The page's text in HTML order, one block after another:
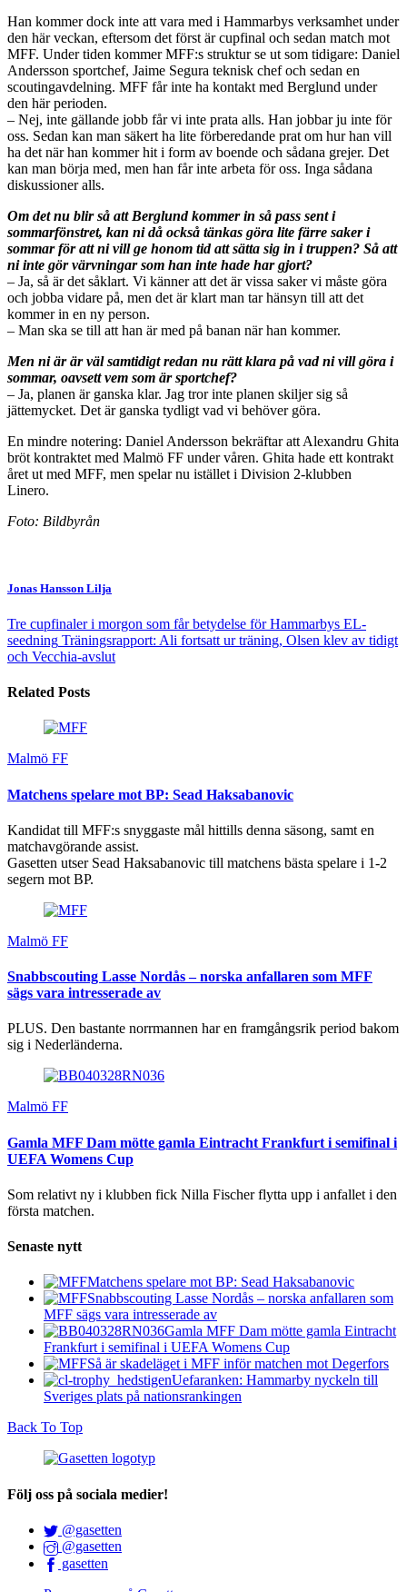
Han kommer dock inte att vara med i Hammarbys verksamhet under
den här veckan, eftersom det först är cupfinal och sedan match mot
MFF. Under tiden kommer MFF:s struktur se ut som tidigare: Daniel
Andersson sportchef, Jaime Segura teknisk chef och sedan en
scoutingavdelning. MFF får inte ha kontakt med Berglund under
den här perioden.
– Nej, inte gällande jobb får vi inte prata alls. Han jobbar ju inte för
oss. Sedan kan man säkert ha lite förberedande prat om hur han vill
ha det när han kommer hit i form av boende och sådana grejer. Det
kan man börja med, men han får inte arbeta för oss. Inga sådana
diskussioner alls.
Om det nu blir så att Berglund kommer in så pass sent i
sommarfönstret, kan ni då också tänkas göra lite färre saker i
sommar för att ni vill ge honom tid att sätta sig in i truppen? Så att
ni inte gör värvningar som han inte hade har gjort?
– Ja, så är det såklart. Vi känner att det är vissa saker vi måste göra
och jobba vidare på, men det är klart man tar hänsyn till att det
kommer in en ny person.
– Man ska se till att han är med på banan när han kommer.
Men ni är är väl samtidigt redan nu rätt klara på vad ni vill göra i
sommar, oavsett vem som är sportchef?
– Ja, planen är ganska klar. Jag tror inte planen skiljer sig så
jättemycket. Det är ganska tydligt vad vi behöver göra.
En mindre notering: Daniel Andersson bekräftar att Alexandru Ghita
bröt kontraktet med Malmö FF under våren. Ghita hade ett kontrakt
året ut med MFF, men spelar nu istället i Division 2-klubben
Linero.
Foto: Bildbyrån
Jonas Hansson Lilja
Tre cupfinaler i morgon som får betydelse för Hammarbys EL-
seedning Träningsrapport: Ali fortsatt ur träning, Olsen klev av tidigt
och Vecchia-avslut
Related Posts
Malmö FF
Matchens spelare mot BP: Sead Haksabanovic
Kandidat till MFF:s snyggaste mål hittills denna säsong, samt en
matchavgörande assist.
Gasetten utser Sead Haksabanovic till matchens bästa spelare i 1-2
segern mot BP.
Malmö FF
Snabbscouting Lasse Nordås – norska anfallaren som MFF
sägs vara intresserade av
PLUS. Den bastante norrmannen har en framgångsrik period bakom
sig i Nederländerna.
Malmö FF
Gamla MFF Dam mötte gamla Eintracht Frankfurt i semifinal i
UEFA Womens Cup
Som relativt ny i klubben fick Nilla Fischer flytta upp i anfallet i den
första matchen.
Senaste nytt
Matchens spelare mot BP: Sead Haksabanovic
Snabbscouting Lasse Nordås – norska anfallaren som
MFF sägs vara intresserade av
Gamla MFF Dam mötte gamla Eintracht
Frankfurt i semifinal i UEFA Womens Cup
Så är skadeläget i MFF inför matchen mot Degerfors
Uefaranken: Hammarby nyckeln till
Sveriges plats på nationsrankingen
Back To Top
Följ oss på sociala medier!
@gasetten
@gasetten
gasetten